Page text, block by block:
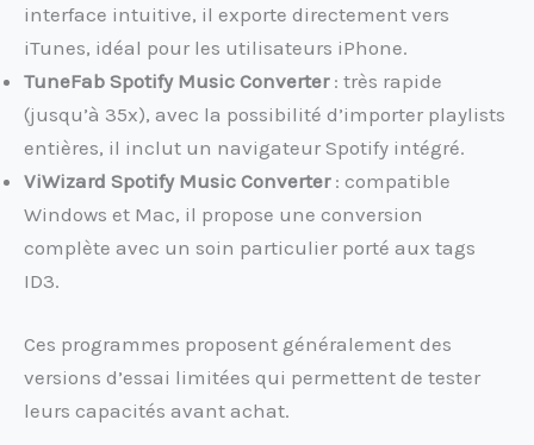
interface intuitive, il exporte directement vers
iTunes, idéal pour les utilisateurs iPhone.
TuneFab Spotify Music Converter: très rapide
(jusqu’à 35x), avec la possibilité d’importer playlists
entières, il inclut un navigateur Spotify intégré.
ViWizard Spotify Music Converter: compatible
Windows et Mac, il propose une conversion
complète avec un soin particulier porté aux tags
ID3.
Ces programmes proposent généralement des
versions d’essai limitées qui permettent de tester
leurs capacités avant achat.